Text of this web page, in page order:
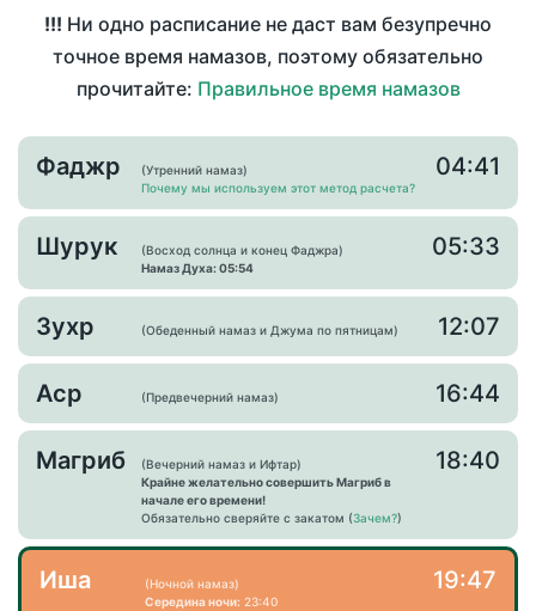
!!! Ни одно расписание не даст вам безупречно
точное время намазов, поэтому обязательно
прочитайте: Правильное время намазов
Фаджр
(Утренний намаз)
Почему мы используем этот метод расчета?
04:41
Шурук
(Восход солнца и конец Фаджра)
Намаз Духа: 05:54
05:33
Зухр (Обеденный намаз и Джума по пятницам) 12:07
Аср (Предвечерний намаз) 16:44
Магриб
(Вечерний намаз и Ифтар)
Крайне желательно совершить Магриб в
начале его времени!
Обязательно сверяйте с закатом (Зачем?)
18:40
Иша
(Ночной намаз)
Середина ночи: 23:40
19:47